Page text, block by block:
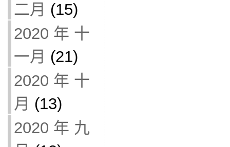
二月 (15)
2020 年 十
一月 (21)
2020 年 十
月 (13)
2020 年 九